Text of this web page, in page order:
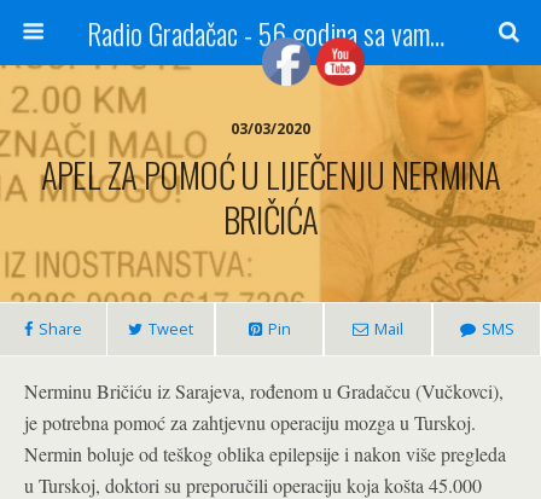
Radio Gradačac - 56 godina sa vama...
03/03/2020
APEL ZA POMOĆ U LIJEČENJU NERMINA
BRIČIĆA
Share Tweet Pin Mail SMS
Nerminu Bričiću iz Sarajeva, rođenom u Gradačcu (Vučkovci),
je potrebna pomoć za zahtjevnu operaciju mozga u Turskoj.
Nermin boluje od teškog oblika epilepsije i nakon više pregleda
u Turskoj, doktori su preporučili operaciju koja košta 45.000